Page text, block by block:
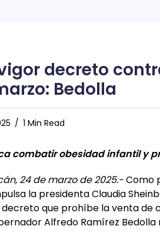
decreto
Bedolla
1 Min Read
combatir obesidad infantil y
24 de marzo de 2025.-Como
la presidenta Claudia
que prohíbe la venta de
Alfredo Ramírez Bedolla